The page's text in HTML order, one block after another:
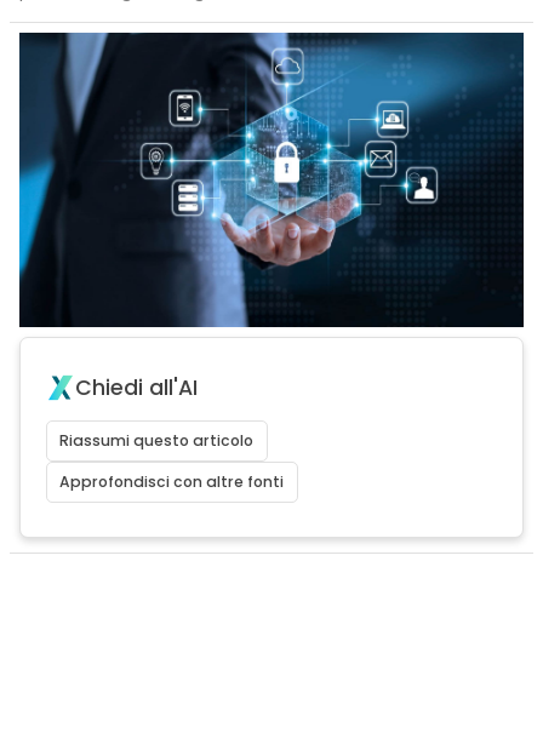
Chiedi all'AI
Riassumi questo articolo
Approfondisci con altre fonti